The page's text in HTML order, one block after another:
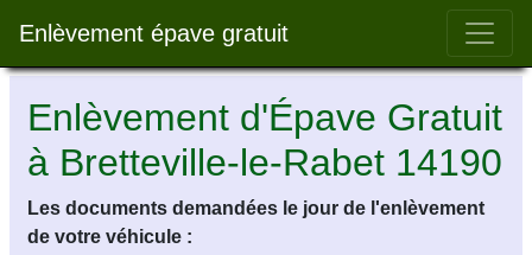
Enlèvement épave gratuit Bar
Enlèvement d'Épave Gratuit
à Bretteville-le-Rabet 14190
Les documents demandées le jour de l'enlèvement
de votre véhicule :